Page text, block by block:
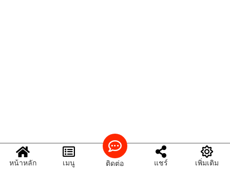
หน้าหลัก เมนู ติดต่อ แชร์ เพิ่มเติม